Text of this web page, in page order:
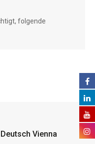
folgende
Vienna